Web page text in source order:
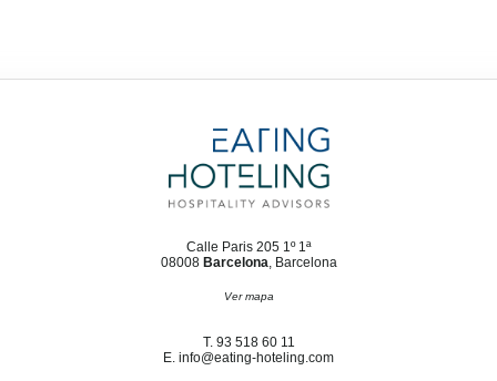
Calle Paris 205 1º 1ª
08008 Barcelona, Barcelona
Ver mapa
T. 93 518 60 11
E. info@eating-hoteling.com